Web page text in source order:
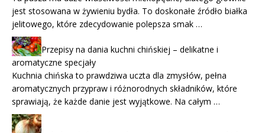
jest stosowana w żywieniu bydła. To doskonałe źródło białka
jelitowego, które zdecydowanie polepsza smak …
Przepisy na dania kuchni chińskiej – delikatne i
aromatyczne specjały
Kuchnia chińska to prawdziwa uczta dla zmysłów, pełna
aromatycznych przypraw i różnorodnych składników, które
sprawiają, że każde danie jest wyjątkowe. Na całym …